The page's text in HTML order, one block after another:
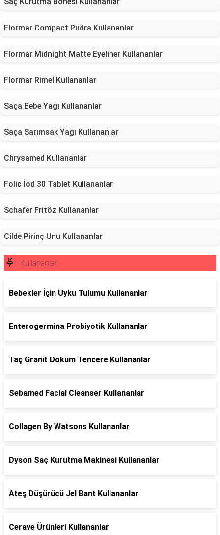
Flormar Compact Pudra Kullananlar
Flormar Midnight Matte Eyeliner Kullananlar
Flormar Rimel Kullananlar
Saça Bebe Yağı Kullananlar
Saça Sarımsak Yağı Kullananlar
Chrysamed Kullananlar
Folic İod 30 Tablet Kullananlar
Schafer Fritöz Kullananlar
Cilde Pirinç Unu Kullananlar
Kullananlar
Bebekler İçin Uyku Tulumu Kullananlar
Enterogermina Probiyotik Kullananlar
Taç Granit Döküm Tencere Kullananlar
Sebamed Facial Cleanser Kullananlar
Collagen By Watsons Kullananlar
Dyson Saç Kurutma Makinesi Kullananlar
Ateş Düşürücü Jel Bant Kullananlar
Cerave Ürünleri Kullananlar